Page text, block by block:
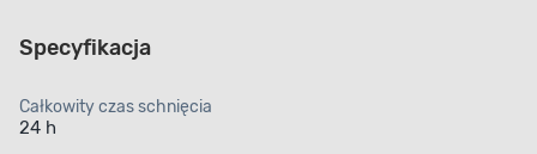
Emalia chlorokauczukowa Rafil
długotrwałą ochronę antykorozyjną malowanych
która dodatkowo jest odporna na uszkodzenia
Specyfikacja
Całkowity czas schnięcia
24 h